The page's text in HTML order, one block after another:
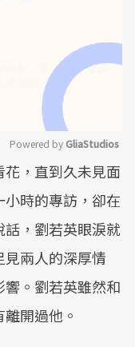
Mute
Powered by GliaStudios
，直到久未見面
時的專訪，卻在
，劉若英眼淚就
兩人的深厚情
。劉若英雖然和
開過他。